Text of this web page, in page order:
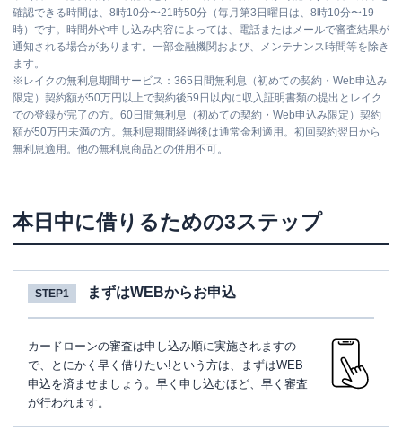
確認できる時間は、8時10分〜21時50分（毎月第3日曜日は、8時10分〜19
時）です。時間外や申し込み内容によっては、電話またはメールで審査結果が
通知される場合があります。一部金融機関および、メンテナンス時間等を除き
ます。
※ レイクの無利息期間サービス：365日間無利息（初めての契約・Web申込み
限定）契約額が50万円以上で契約後59日以内に収入証明書類の提出とレイク
での登録が完了の方。60日間無利息（初めての契約・Web申込み限定）契約
額が50万円未満の方。無利息期間経過後は通常金利適用。初回契約翌日から
無利息適用。他の無利息商品との併用不可。
本日中に借りるための3ステップ
STEP1 まずはWEBからお申込
カードローンの審査は申し込み順に実施されますの
で、とにかく早く借りたい!という方は、まずはWEB
申込を済ませましょう。早く申し込むほど、早く審査
が行われます。